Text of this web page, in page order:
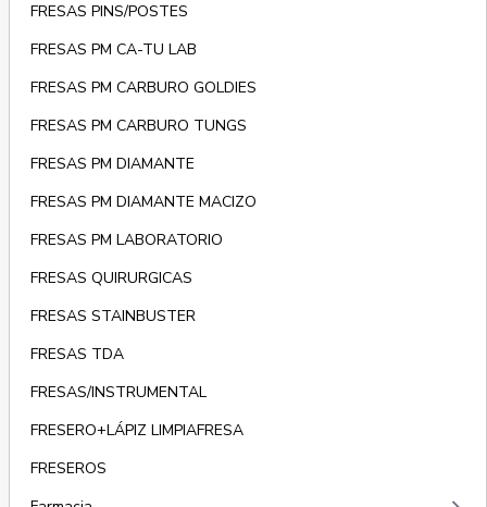
FRESAS PINS/POSTES
FRESAS PM CA-TU LAB
FRESAS PM CARBURO GOLDIES
FRESAS PM CARBURO TUNGS
FRESAS PM DIAMANTE
FRESAS PM DIAMANTE MACIZO
FRESAS PM LABORATORIO
FRESAS QUIRURGICAS
FRESAS STAINBUSTER
FRESAS TDA
FRESAS/INSTRUMENTAL
FRESERO+LÁPIZ LIMPIAFRESA
FRESEROS